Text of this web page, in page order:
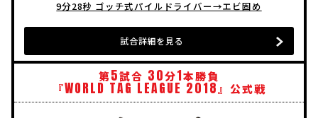
9分28秒 ゴッチ式パイルドライバー→エビ固め
試合詳細を見る
第5試合 30分1本勝負
『WORLD TAG LEAGUE 2018』公式戦